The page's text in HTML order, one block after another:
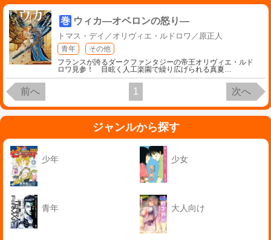
巻 ウィカ―オベロンの怒り―
トマス・デイ／オリヴィエ・ルドロワ／原正人
青年
その他
フランスが誇るダークファンタジーの帝王オリヴィエ・ルド
ロワ見参！ 目眩く人工楽園で繰り広げられる真夏…
前へ 1 次へ
ジャンルから探す
少年 少女
青年 大人向け